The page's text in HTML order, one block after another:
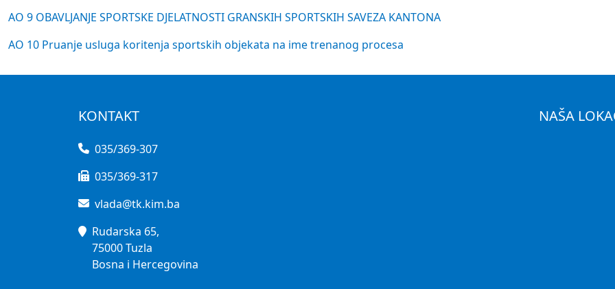
AO 9 OBAVLJANJE SPORTSKE DJELATNOSTI GRANSKIH SPORTSKIH SAVEZA KANTONA
AO 10 Pruanje usluga koritenja sportskih objekata na ime trenanog procesa
KONTAKT
035/369-307
035/369-317
vlada@tk.kim.ba
Rudarska 65,
75000 Tuzla
Bosna i Hercegovina
NAŠA